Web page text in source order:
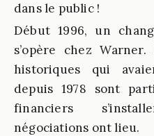
dans le public !
Début 1996, un
s’opère chez
historiques qui
depuis 1978 sont
financiers
négociations ont lieu.